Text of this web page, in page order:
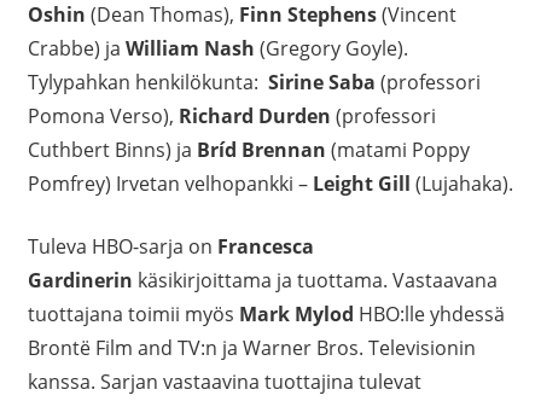
Oshin (Dean Thomas), Finn Stephens(Vincent
Crabbe) ja William Nash (Gregory Goyle).
Tylypahkan henkilökunta: Sirine Saba (professori
Pomona Verso), Richard Durden (professori
Cuthbert Binns) ja Bríd Brennan (matami Poppy
Pomfrey) Irvetan velhopankki – Leight Gill (Lujahaka).
Tuleva HBO-sarja on Francesca
Gardinerin käsikirjoittama ja tuottama. Vastaavana
tuottajana toimii myös Mark Mylod HBO:lle yhdessä
Brontë Film and TV:n ja Warner Bros. Televisionin
kanssa. Sarjan vastaavina tuottajina tulevat